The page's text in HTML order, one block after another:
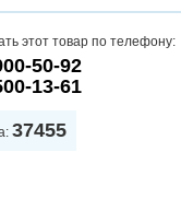
этот товар по телефону:
50-92
13-61
37455